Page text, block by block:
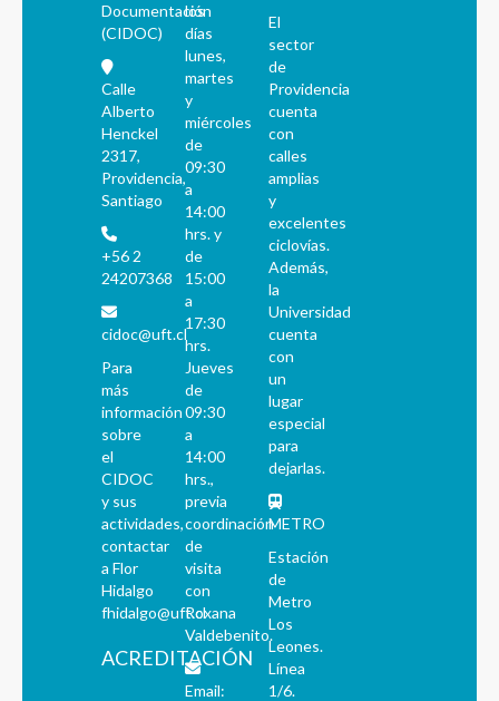
Documentación
(CIDOC)
Calle
Alberto
Henckel
2317,
Providencia,
Santiago
+56 2
24207368
cidoc@uft.cl
Para
más
información
sobre
el
CIDOC
y sus
actividades,
contactar
a Flor
Hidalgo
fhidalgo@uft.cl
ACREDITACIÓN
los
días
lunes,
martes
y
miércoles
de
09:30
a
14:00
hrs. y
de
15:00
a
17:30
hrs.
Jueves
de
09:30
a
14:00
hrs.,
previa
coordinación
de
visita
con
Roxana
Valdebenito.
Email:
El
sector
de
Providencia
cuenta
con
calles
amplias
y
excelentes
ciclovías.
Además,
la
Universidad
cuenta
con
un
lugar
especial
para
dejarlas.
METRO
Estación
de
Metro
Los
Leones.
Línea
1/6.